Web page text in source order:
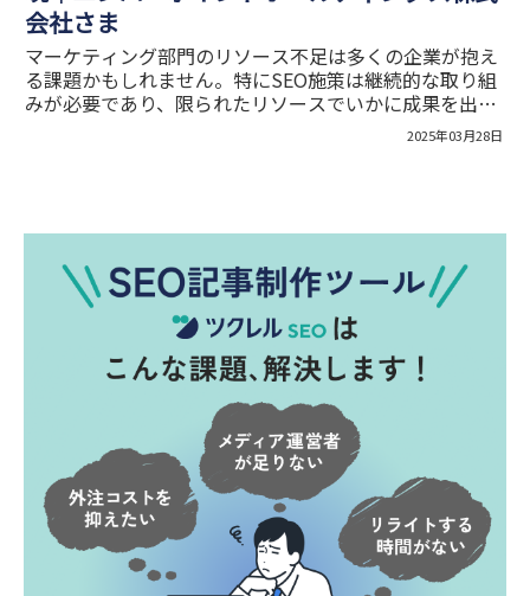
会社さま
マーケティング部門のリソース不足は多くの企業が抱え
る課題かもしれません。特にSEO施策は継続的な取り組
みが必要であり、限られたリソースでいかに成果を出せ
るかが重要でしょう。今回は、少数精鋭のマーケティン
グチームでSEOや広告施策などを担当するエンバーポイ
2025年03月28日